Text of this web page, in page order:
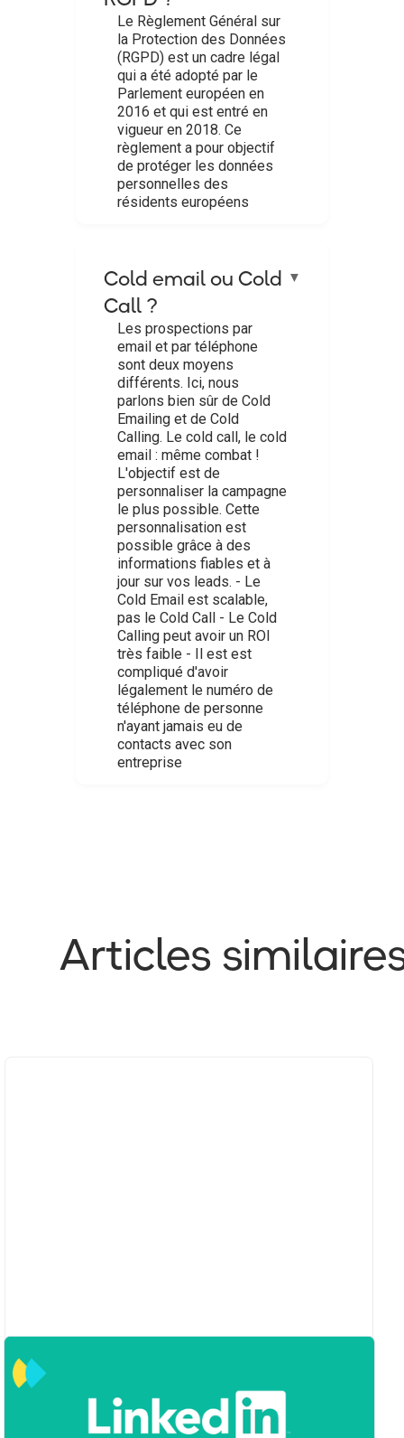
Le Règlement Général sur
la Protection des Données
(RGPD) est un cadre légal
qui a été adopté par le
Parlement européen en
2016 et qui est entré en
vigueur en 2018. Ce
règlement a pour objectif
de protéger les données
personnelles des
résidents européens
Cold email ou Cold
Call ?
▼
Les prospections par
email et par téléphone
sont deux moyens
différents. Ici, nous
parlons bien sûr de Cold
Emailing et de Cold
Calling. Le cold call, le cold
email : même combat !
L'objectif est de
personnaliser la campagne
le plus possible. Cette
personnalisation est
possible grâce à des
informations fiables et à
jour sur vos leads. - Le
Cold Email est scalable,
pas le Cold Call - Le Cold
Calling peut avoir un ROI
très faible - Il est est
compliqué d'avoir
légalement le numéro de
téléphone de personne
n'ayant jamais eu de
contacts avec son
entreprise
Articles
Est-ce que LinkedIn Premium
vaut le coup ?